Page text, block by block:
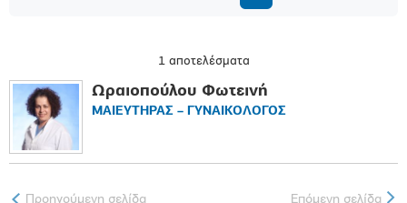
1 αποτελέσματα
Ωραιοπούλου Φωτεινή
ΜΑΙΕΥΤΗΡΑΣ – ΓΥΝΑΙΚΟΛΟΓΟΣ
Προηγούμενη σελίδα Επόμενη σελίδα